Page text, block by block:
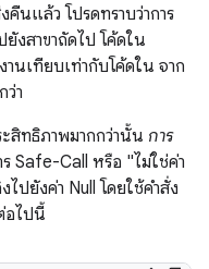
นแล้ว โปรดทราบว่าการ
งสาขาถัดไป โค้ดใน
นเทียบเท่ากับโค้ดใน จาก
า
สิทธิภาพมากกว่านั้น การ
Safe-Call หรือ "ไม่ใช่ค่า
ไปยังค่า Null โดยใช้คำสั่ง
อไปนี้